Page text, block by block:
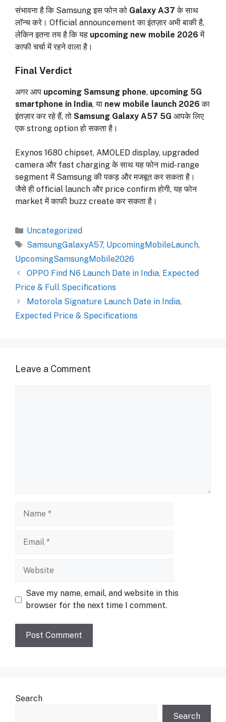
संभावना है कि Samsung इस फोन को Galaxy A37 के साथ
लॉन्च करे। Official announcement का इंतज़ार अभी बाकी है,
लेकिन इतना तय है कि यह upcoming new mobile 2026 में
काफी चर्चा में रहने वाला है।
Final Verdict
अगर आप upcoming Samsung phone, upcoming 5G
smartphone in India, या new mobile launch 2026 का
इंतज़ार कर रहे हैं, तो Samsung Galaxy A57 5G आपके लिए
एक strong option हो सकता है।
Exynos 1680 chipset, AMOLED display, upgraded
camera और fast charging के साथ यह फोन mid-range
segment में Samsung की पकड़ और मजबूत कर सकता है।
जैसे ही official launch और price confirm होगी, यह फोन
market में काफी buzz create कर सकता है।
Categories
Uncategorized
Tags
SamsungGalaxyA57, UpcomingMobileLaunch,
UpcomingSamsungMobile2026
OPPO Find N6 Launch Date in India, Expected
Price & Full Specifications
Motorola Signature Launch Date in India,
Expected Price & Specifications
Leave a Comment
Website
Save my name, email, and website in this
browser for the next time I comment.
Search
Search